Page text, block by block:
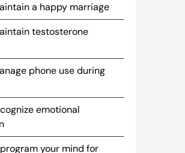
a happy marriage
testosterone
phone use during
emotional
your mind for